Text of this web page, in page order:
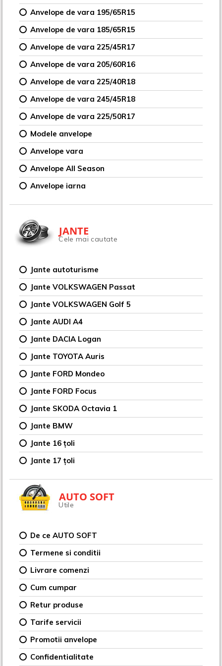
Anvelope de vara 195/65R15
Anvelope de vara 185/65R15
Anvelope de vara 225/45R17
Anvelope de vara 205/60R16
Anvelope de vara 225/40R18
Anvelope de vara 245/45R18
Anvelope de vara 225/50R17
Modele anvelope
Anvelope vara
Anvelope All Season
Anvelope iarna
JANTE
Cele mai cautate
Jante autoturisme
Jante VOLKSWAGEN Passat
Jante VOLKSWAGEN Golf 5
Jante AUDI A4
Jante DACIA Logan
Jante TOYOTA Auris
Jante FORD Mondeo
Jante FORD Focus
Jante SKODA Octavia 1
Jante BMW
Jante 16 țoli
Jante 17 țoli
AUTO SOFT
Utile
De ce AUTO SOFT
Termene si conditii
Livrare comenzi
Cum cumpar
Retur produse
Tarife servicii
Promotii anvelope
Confidentialitate